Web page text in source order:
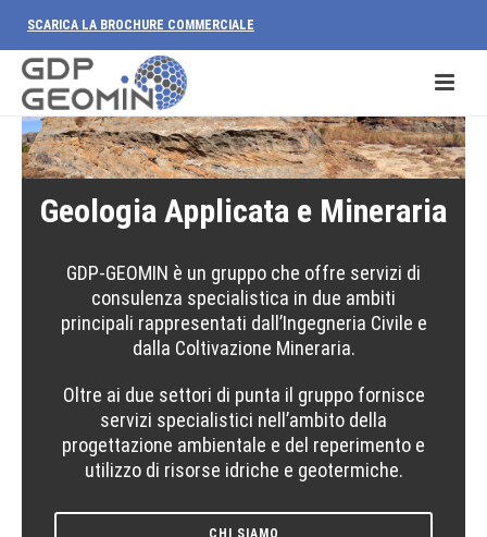
SCARICA LA BROCHURE COMMERCIALE
Geologia Applicata e Mineraria
GDP-GEOMIN è un gruppo che offre servizi di
consulenza specialistica in due ambiti
principali rappresentati dall’Ingegneria Civile e
dalla Coltivazione Mineraria.
Oltre ai due settori di punta il gruppo fornisce
servizi specialistici nell’ambito della
progettazione ambientale e del reperimento e
utilizzo di risorse idriche e geotermiche.